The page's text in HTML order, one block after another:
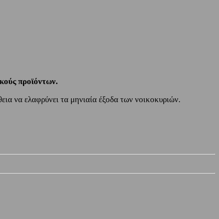
προϊόντων.
να ελαφρύνει τα μηνιαία έξοδα των νοικοκυριών.